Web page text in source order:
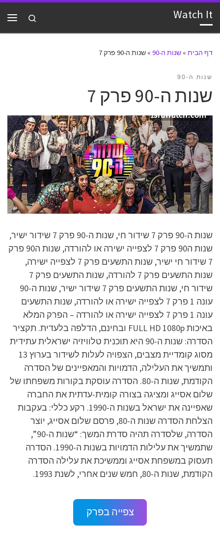
דלג לתוכן Watch It
Search
דף הבית » שנות ה-90 » שנות ה-90 פרק 7
שנות ה-90
שנות ה-90 פרק 7
שנות ה-90 פרק 7 שידור חי, שנות ה-90 פרק 7 שידור ישיר,
שנות ה90 פרק 7 לצפייה ישירה או להורדה, שנות ה90 פרק
7 שידור חי ישיר, שנות התשעים פרק 7 לצפייה ישירה,
שנות התשעים פרק 7 להורדה, שנות התשעים פרק 7
שידור חי, שנות התשעים פרק 7 שידור ישיר, שנות ה-90
עונה 1 פרק 7 לצפייה ישירה או להורדה, שנות התשעים
עונה 1 פרק 7 לצפייה ישירה או להורדה – הפרק המלא
באיכות FULL HD 1080p ובחינם, הדלפה בלעדית. תקציר
הסדרה: שנות ה-90 היא תוכנית טלוויזיה ישראלית עתידית
מסוג קומדיית מצבים, הצפויה לעלות לשידור בערוץ 13
ותמשיך את העלילה, הדמויות והמאפיינים של הסדרה
הקודמת, שנות ה-80. הסדרה עוסקת בקורות משפחתו של
שלום אסייג ומציגה בצורה קומית-עדתית את החברה
שאפיינה את ישראל בשנות ה-1990. רקע כללי: בעקבות
הצלחת הסדרה שנות ה-80, פרסם שלום אסייג, יוצר
הסדרה, שלסדרה תהיה סדרת המשך: “שנות ה-90”,
שתמשיך את עלילות הדמויות בשנות ה-1990. הסדרה
תעסוק במשפחת אסייג וממשיכת את עלילה הסדרה
הקודמת, שנות ה-80, חמש שנים אחרי, לשנת 1993.
צפייה בפרק